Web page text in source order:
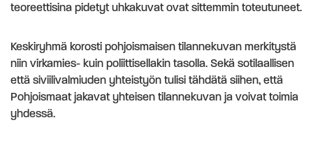
teoreettisina pidetyt uhkakuvat ovat sittemmin toteutuneet.
Keskiryhmä korosti pohjoismaisen tilannekuvan merkitystä
niin virkamies- kuin poliittisellakin tasolla. Sekä sotilaallisen
että siviilivalmiuden yhteistyön tulisi tähdätä siihen, että
Pohjoismaat jakavat yhteisen tilannekuvan ja voivat toimia
yhdessä.